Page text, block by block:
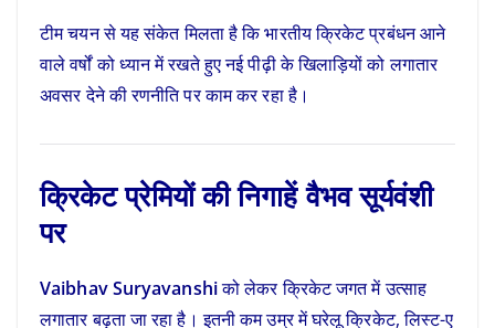
टीम चयन से यह संकेत मिलता है कि भारतीय क्रिकेट प्रबंधन आने
वाले वर्षों को ध्यान में रखते हुए नई पीढ़ी के खिलाड़ियों को लगातार
अवसर देने की रणनीति पर काम कर रहा है।
क्रिकेट प्रेमियों की निगाहें वैभव सूर्यवंशी
पर
Vaibhav Suryavanshiको लेकर क्रिकेट जगत में उत्साह
लगातार बढ़ता जा रहा है। इतनी कम उम्र में घरेलू क्रिकेट, लिस्ट-ए